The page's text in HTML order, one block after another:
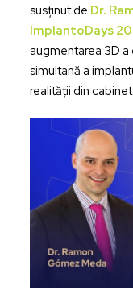
susținut de Dr.
ImplantoDays
augmentarea 3D
simultană a
realității din cabinet.